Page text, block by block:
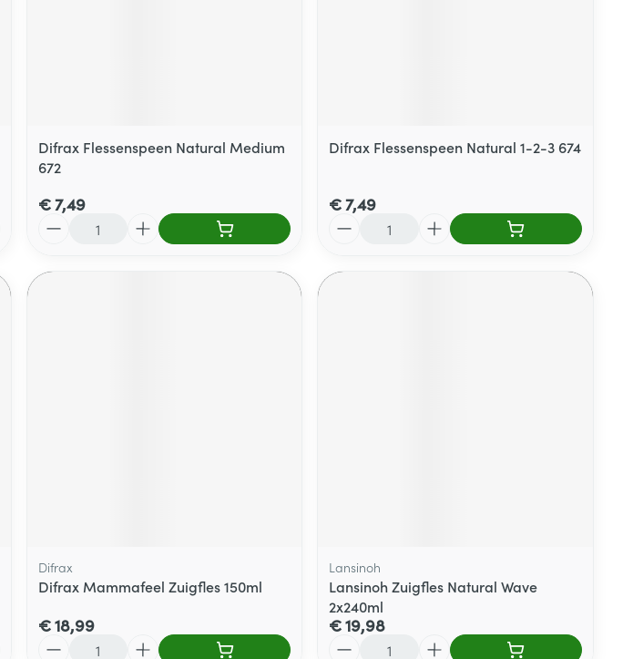
Difrax Flessenspeen Natural Medium
672
€ 7,49
Difrax Flessenspeen Natural 1-2-3 674
€ 7,49
Difrax
Difrax Mammafeel Zuigfles 150ml
€ 18,99
Lansinoh
Lansinoh Zuigfles Natural Wave
2x240ml
€ 19,98